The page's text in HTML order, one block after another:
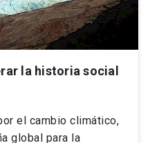
la historia social
el cambio climático,
global para la